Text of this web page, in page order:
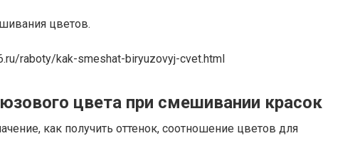
цветов.
raboty/kak-smeshat-biryuzovyj-cvet.html
цвета при смешивании красок